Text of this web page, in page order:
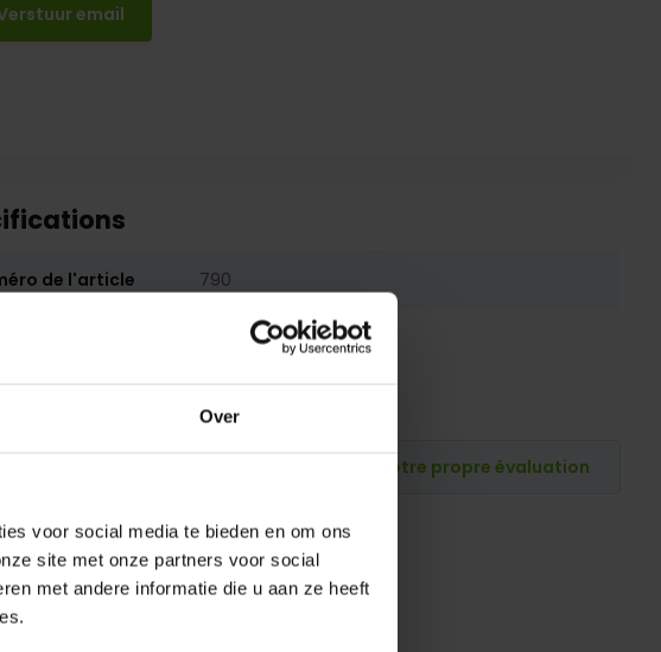
Over
voor social media te bieden en om ons
site met onze partners voor social
met andere informatie die u aan ze heeft
email
de l'article 790
Publiez votre propre évaluation